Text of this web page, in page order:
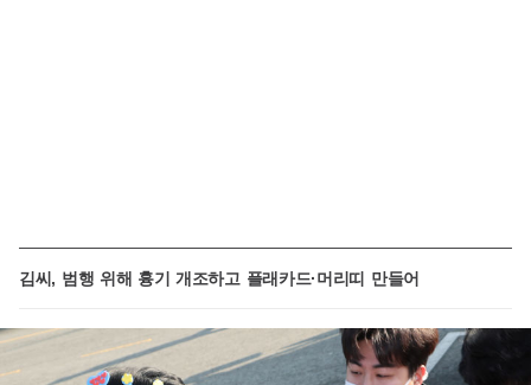
김씨, 범행 위해 흉기 개조하고 플래카드·머리띠 만들어